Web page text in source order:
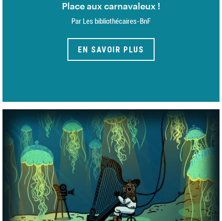
Place aux carnavaleux !
Par Les bibliothécaires-BnF
EN SAVOIR PLUS